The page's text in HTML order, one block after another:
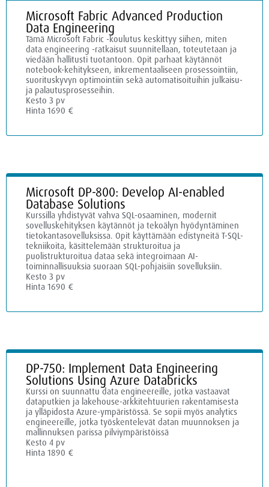
Microsoft Fabric Advanced Production
Data Engineering
Tämä Microsoft Fabric -koulutus keskittyy siihen, miten
data engineering -ratkaisut suunnitellaan, toteutetaan ja
viedään hallitusti tuotantoon. Opit parhaat käytännöt
notebook-kehitykseen, inkrementaaliseen prosessointiin,
suorituskyvyn optimointiin sekä automatisoituihin julkaisu-
ja palautusprosesseihin.
Kesto 3 pv
Hinta 1690 €
Microsoft DP-800: Develop AI-enabled
Database Solutions
Kurssilla yhdistyvät vahva SQL-osaaminen, modernit
sovelluskehityksen käytännöt ja tekoälyn hyödyntäminen
tietokantasovelluksissa. Opit käyttämään edistyneitä T-SQL-
tekniikoita, käsittelemään strukturoitua ja
puolistrukturoitua dataa sekä integroimaan AI-
toiminnallisuuksia suoraan SQL-pohjaisiin sovelluksiin.
Kesto 3 pv
Hinta 1690 €
DP-750: Implement Data Engineering
Solutions Using Azure Databricks
Kurssi on suunnattu data engineereille, jotka vastaavat
dataputkien ja lakehouse-arkkitehtuurien rakentamisesta
ja ylläpidosta Azure-ympäristössä. Se sopii myös analytics
engineereille, jotka työskentelevät datan muunnoksen ja
mallinnuksen parissa pilviympäristöissä
Kesto 4 pv
Hinta 1890 €